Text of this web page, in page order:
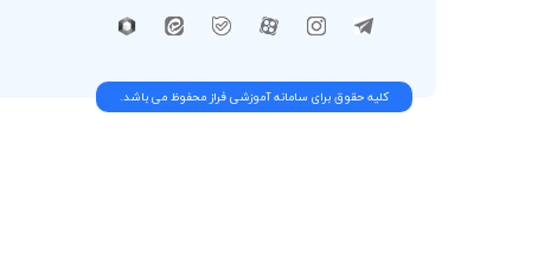
کلیه حقوق برای سامانه آموزشی فراز محفوظ می باشد.